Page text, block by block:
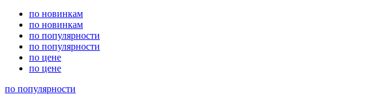
по новинкам
по новинкам
по популярности
по популярности
по цене
по цене
по популярности